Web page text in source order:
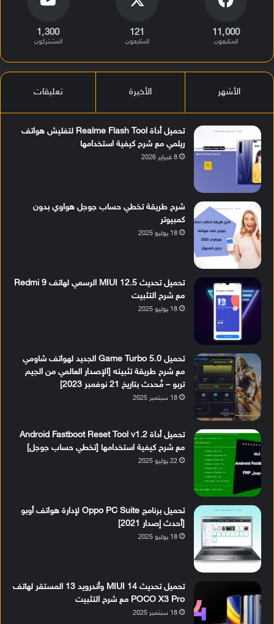
11٬000
المتابعون
121
المتابعون
1٬300
المشتركون
الأشهر الأخيرة تعليقات
تحميل أداة Realme Flash Tool لتفليش هواتف
ريلمي مع شرح كيفية استخدامها
8 فبراير 2026
شرح طريقة تخطي حساب جوجل هواوي بدون
كمبيوتر
18 يوليو 2025
تحميل تحديث MIUI 12.5 الرسمي لهاتف Redmi 9
مع شرح التثبيت
18 يوليو 2025
تحميل Game Turbo 5.0 الجديد لهواتف شاومي
مع شرح طريقة تثبيته [الإصدار العالمي من الجيم
تربو – مُحدث بتاريخ 21 نوفمبر 2023]
18 سبتمبر 2025
تحميل أداة Android Fastboot Reset Tool v1.2
مع شرح كيفية استخدامها [تخطي حساب جوجل]
22 يوليو 2025
تحميل برنامج Oppo PC Suite لإدارة هواتف أوبو
[أحدث إصدار 2021]
18 يوليو 2025
تحميل تحديث MIUI 14 وأندرويد 13 المستقر لهاتف
POCO X3 Pro مع شرح التثبيت
18 سبتمبر 2025